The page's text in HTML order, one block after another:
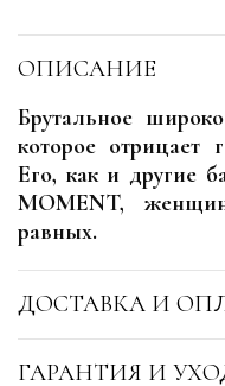
ОПИСАНИЕ
Брутальное
которое отрицает
Его, как и другие
MOMENT,
равных.
ДОСТАВКА И
ГАРАНТИЯ И